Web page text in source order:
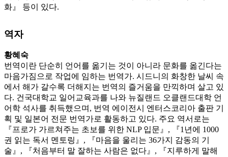
화』 등이 있다.
역자
황혜숙
번역이란 단순히 언어를 옮기는 것이 아니라 문화를 옮긴다는
마음가짐으로 작업에 임하는 번역가. 시드니의 화창한 날씨 속
에서 해가 갈수록 더해지는 번역의 즐거움을 만끽하며 살고 있
다. 건국대학교 일어교육과를 나와 뉴질랜드 오클랜드대학 언
어학 석사를 취득했으며, 번역 에이전시 엔터스코리아 출판 기
획 및 일본어 전문 번역가로 활동하고 있다. 주요 역서로는
『프로가 가르쳐주는 초보를 위한 NLP 입문』, 『1년에 1000
권 읽는 독서 멘토링』, 『마음을 울리는 36가지 감동의 기
술』, 『처음부터 말 잘하는 사람은 없다』, 『지루하게 말해